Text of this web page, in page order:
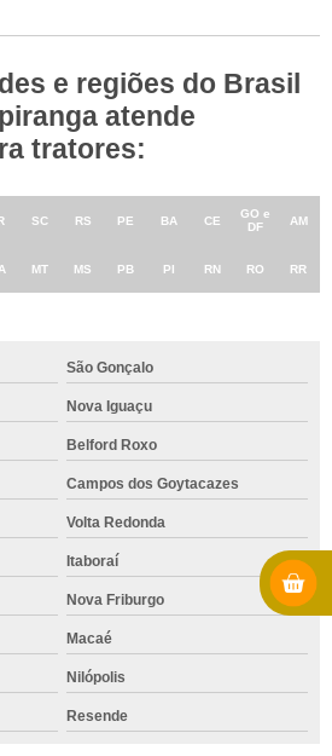
e regiões do Brasil
atende
tratores:
SC RS PE BA CE
GO e
DF
AM
MT MS PB PI RN RO RR
São Gonçalo
Nova Iguaçu
Belford Roxo
Campos dos Goytacazes
Volta Redonda
Itaboraí
Nova Friburgo
Macaé
Nilópolis
Resende